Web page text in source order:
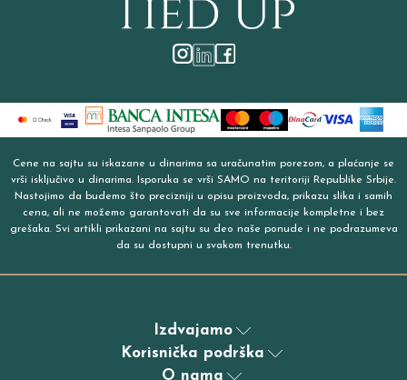
Cene na sajtu su iskazane u dinarima sa uračunatim porezom, a plaćanje se
vrši isključivo u dinarima. Isporuka se vrši SAMO na teritoriji Republike Srbije.
Nastojimo da budemo što precizniji u opisu proizvoda, prikazu slika i samih
cena, ali ne možemo garantovati da su sve informacije kompletne i bez
grešaka. Svi artikli prikazani na sajtu su deo naše ponude i ne podrazumeva
da su dostupni u svakom trenutku.
Izdvajamo
Korisnička podrška
O nama